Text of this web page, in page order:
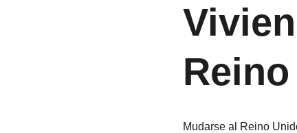
Mudarse al Reino